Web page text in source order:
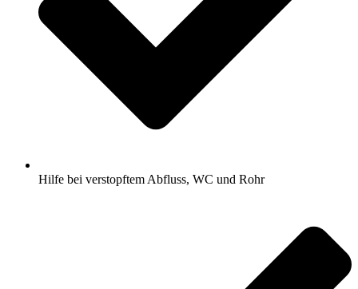
Hilfe bei verstopftem Abfluss, WC und Rohr